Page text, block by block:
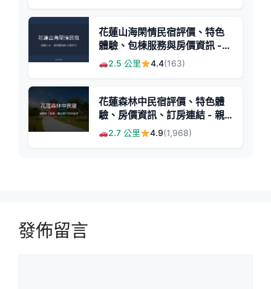
花蓮山海閑情民宿評價、特色
體驗、包棟服務與房價資訊 -
溫馨舒適的自在空間
2.5 公里 4.4(163)
花蓮森林中民宿評價、特色體
驗、房價資訊、訂房連結 - 親
子友善與溫馨服務
2.7 公里 4.9(1,968)
發佈留言